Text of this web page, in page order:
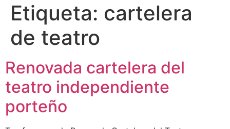
Etiqueta: cartelera
de teatro
Renovada cartelera del
teatro independiente
porteño